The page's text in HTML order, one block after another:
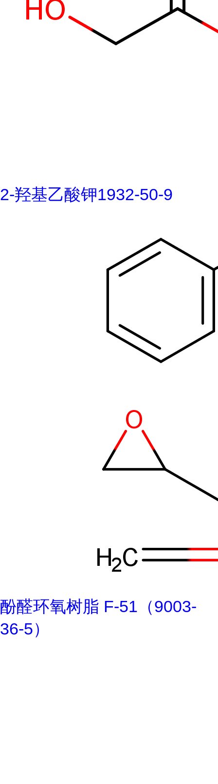
2-羟基乙酸钾1932-50-9
酚醛环氧树脂 F-51（9003-
36-5）